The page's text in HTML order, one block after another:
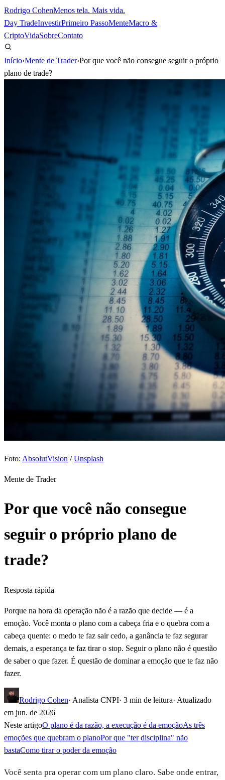
Rodrigo CohenMenos tela. Mais vida.
Day TradeInvestirPrimeiro PassoMenteMacro &
CriptoVidaSobreContato
Início›Mente de Trader›Por que você não consegue seguir o próprio
plano de trade?
Foto: AbsolutVision /Unsplash
Mente de Trader
Por que você não consegue
seguir o próprio plano de
trade?
Resposta rápida
Porque na hora da operação não é a razão que decide — é a
emoção. Você monta o plano com a cabeça fria e o quebra com a
cabeça quente: o medo te faz sair cedo, a ganância te faz segurar
demais, a esperança te faz tirar o stop. Seguir o plano não é questão
de saber o que fazer. É questão de dominar a emoção que te faz não
fazer.
Rodrigo Cohen· Analista CNPI· 3 min de leitura· Atualizado
em jun. de 2026
Neste artigoO plano é da razão, a execução é da emoçãoAs três
emoções que quebram o planoPor que "ter disciplina" não
bastaComo tirar o poder da emoção
Você senta pra operar com um plano claro. Sabe onde entrar,